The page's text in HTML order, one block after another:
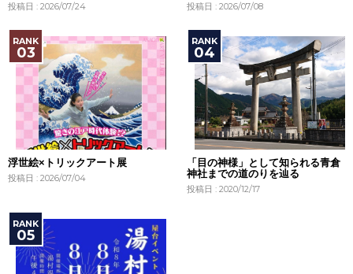
投稿日 : 2026/07/24 投稿日 : 2026/07/08
浮世絵×トリックアート展
投稿日 : 2026/07/04
「目の神様」として知られる青倉
神社までの道のりを辿る
投稿日 : 2020/12/17